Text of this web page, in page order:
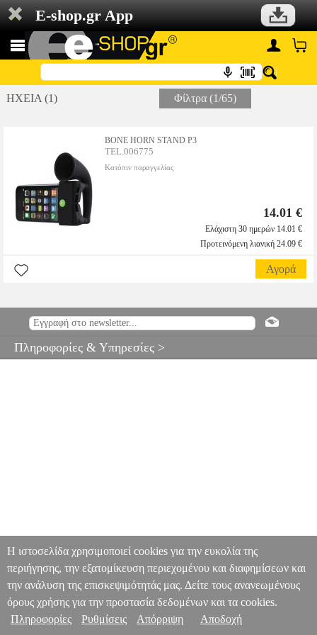
E-shop.gr App
ΗΧΕΙΑ (1) Φίλτρα (1/65)
BONE HORN STAND P3
TEL.006775
Κατόπιν παραγγελίας
14.01 €
Ελάχιστη 30 ημερών 14.01 €
Προτεινόμενη λιανική 24.09 €
Αγορά
Πληροφορίες & Υπηρεσίες >
Η ιστοσελίδα χρησιμοποιεί cookies για την ευκολία της
περιήγησης, την εξατομίκευση περιεχομένου και διαφημίσεων και
την ανάλυση της επισκεψιμότητάς μας. Δείτε τους ανανεωμένους
όρους χρήσης για την προστασία δεδομένων και τα cookies.
Πληροφορίες
Ρυθμίσεις Απόρριψη Αποδοχή